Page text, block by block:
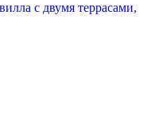
с двумя террасами,